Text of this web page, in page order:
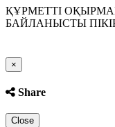
ҚҰРМЕТТІ
БАЙЛАНЫСТЫ
×
Share
Close